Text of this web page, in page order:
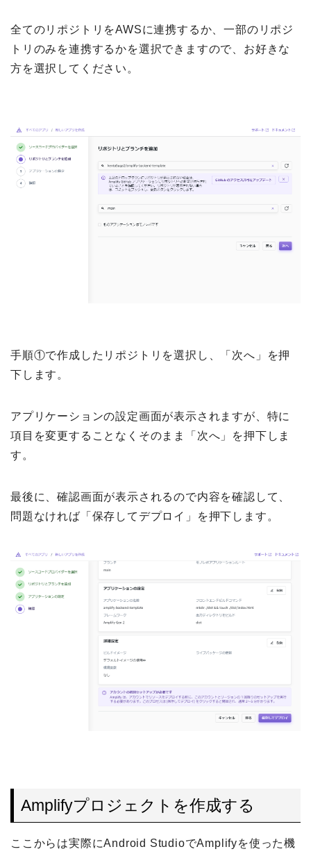
全てのリポジトリをAWSに連携するか、一部のリポジ
トリのみを連携するかを選択できますので、お好きな
方を選択してください。
手順①で作成したリポジトリを選択し、「次へ」を押
下します。
アプリケーションの設定画面が表示されますが、特に
項目を変更することなくそのまま「次へ」を押下しま
す。
最後に、確認画面が表示されるので内容を確認して、
問題なければ「保存してデプロイ」を押下します。
Amplifyプロジェクトを作成する
ここからは実際にAndroid StudioでAmplifyを使った機